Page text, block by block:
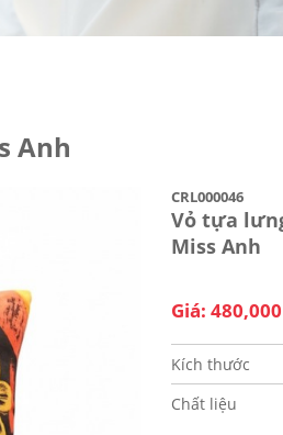
Anh
CRL000046
Vỏ tựa
Miss Anh
Giá:
Kích thước
Chất liệu